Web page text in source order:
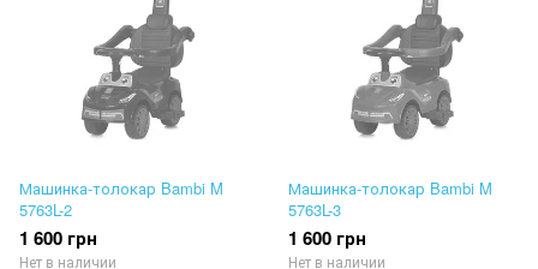
Машинка-толокар Bambi M
5763L-2
1 600 грн
Нет в наличии
Машинка-толокар Bambi M
5763L-3
1 600 грн
Нет в наличии